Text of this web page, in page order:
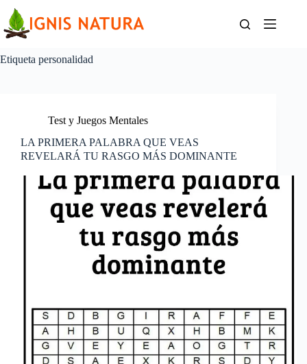
contenido
Etiqueta personalidad
Test y Juegos Mentales
LA PRIMERA PALABRA QUE VEAS
REVELARÁ TU RASGO MÁS DOMINANTE